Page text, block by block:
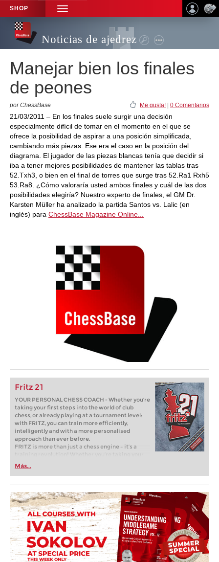
SHOP
TOGGLE
NAVIGATION
Noticias de ajedrez
Manejar bien los finales
de peones
por ChessBase Me gusta! 0 Comentarios
21/03/2011 – En los finales suele surgir una decisión
especialmente difícil de tomar en el momento en el que se
ofrece la posibilidad de aspirar a una posición simplificada,
cambiando más piezas. Ese era el caso en la posición del
diagrama. El jugador de las piezas blancas tenía que decidir si
iba a tener mejores posibilidades de mantener las tablas tras
52.Txh3, o bien en el final de torres que surge tras 52.Ra1 Rxh5
53.Ra8. ¿Cómo valoraría usted ambos finales y cuál de las dos
posibilidades elegiría? Nuestro experto de finales, el GM Dr.
Karsten Müller ha analizado la partida Santos vs. Lalic (en
inglés) para ChessBase Magazine Online...
Fritz 21
YOUR PERSONAL CHESS COACH - Whether you’re
taking your first steps into the world of club
chess, or already playing at a tournament level:
with FRITZ, you can train more efficiently,
intelligently and with a more personalised
approach than ever before.
FRITZ is more than just a chess engine – it’s a
training revolution! Whether you’re taking your
first steps into the world of club chess, or already
playing at a tournament level: with FRITZ, you can
train more efficiently, intelligently and with a
more personalised approach than ever before.
Más...